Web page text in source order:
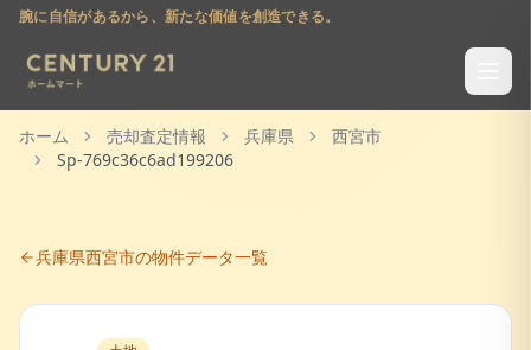
腕に自信があるから、新たな価値を創造できる。
ホーム 売却査定情報 兵庫県
西宮市
Sp-769c36c6ad199206
兵庫県西宮市の物件データ一覧